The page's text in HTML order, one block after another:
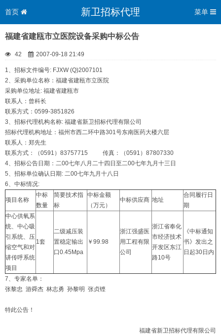
首页 新卫招标代理 菜单
福建省建瓯市立医院设备采购中标公告
42 2007-09-18 21:49
1、招标文件编号: FJXW (Q)2007101
2、采购单位名称：福建省建瓯市立医院
采购单位地址: 福建省建瓯市
联系人：曾科长
联系方式：0599-3851826
3、招标代理机构名称: 福建省新卫招标代理有限公司
招标代理机构地址：福州市西二环中路301号东南医药大楼六层
联系人：郑先生
联系方式：（0591）83757715 传真：（0591）87807330
4、招标公告日期：二00七年八月二十四日至二00七年九月十三日
5、招标单位确认日期: 二00七年九月十八日
6、中标情况:
项目名称
中标
数量
简要技术指
标
中标金额
（万元）
中标供应商 地址
合同履行日
期
中心供氧系
统、中心吸
引系统、压
缩空气和对
讲传呼系统
项目
1套
二级减压装
置稳定输出
口0.45Mpa
￥99.98
浙江强盛医
用工程有限
公司
浙江省奉化
市经济技术
开发区东江
路10号
《中标通知
书》发出之
日起30日内
7、专家名单：
张黎忠 游舜杰 林志勇 孙黎明 张贞铿
特此公告！
福建省新卫招标代理有限公司